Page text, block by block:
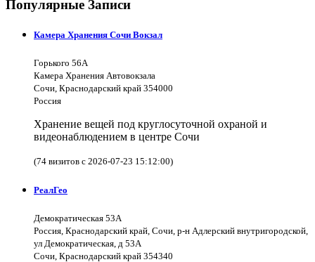
Популярные Записи
Камера Хранения Сочи Вокзал
Горького 56А
Камера Хранения Автовокзала
Сочи, Краснодарский край 354000
Россия
Хранение вещей под круглосуточной охраной и
видеонаблюдением в центре Сочи
(74 визитов с 2026-07-23 15:12:00)
РеалГео
Демократическая 53А
Россия, Краснодарский край, Сочи, р-н Адлерский внутригородской,
ул Демократическая, д 53А
Сочи, Краснодарский край 354340